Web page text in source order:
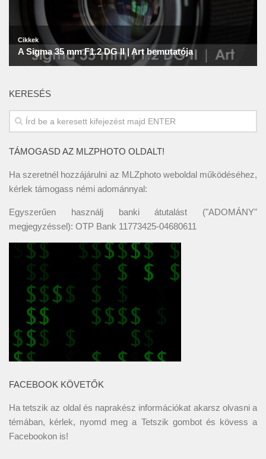
KERESÉS
TÁMOGASD AZ MLZPHOTO OLDALT!
Ha szeretnél hozzájárulni az MLZphoto weboldal működéséhez,
kérlek támogass némi adománnyal:
Egyszerűen használj banki átutalást ("ADOMÁNY"
megjegyzéssel): OTP Bank 11773425-04680611
FACEBOOK KÖVETŐK
Ha tetszik az oldal és naprakész információkat akarsz olvasni a
témában, kérlek, nyomd meg a Tetszik gombot és kövess a
Facebookon is!